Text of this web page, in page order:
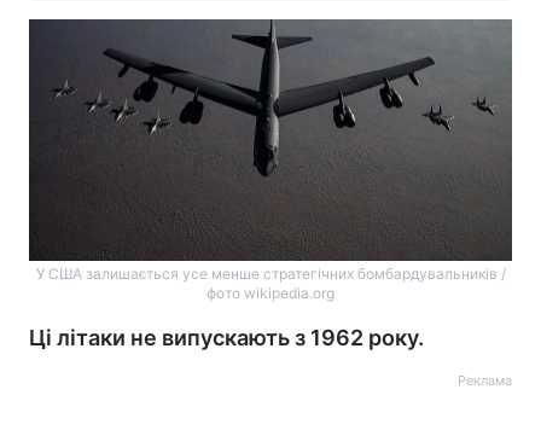
У США залишається усе менше стратегічних бомбардувальників /
фото wikipedia.org
Ці літаки не випускають з 1962 року.
Реклама